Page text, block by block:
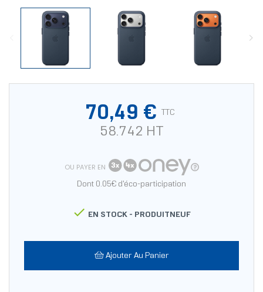
70,49 € TTC
58.742 HT
OU PAYER EN
Dont 0.05€ d'éco-participation
 EN STOCK - PRODUITNEUF
Ajouter Au Panier